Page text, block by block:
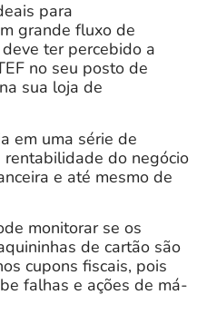
para
grande fluxo de
ter percebido a
no seu posto de
sua loja de
em uma série de
do negócio
e até mesmo de
monitorar se os
de cartão são
cupons fiscais, pois
falhas e ações de má-